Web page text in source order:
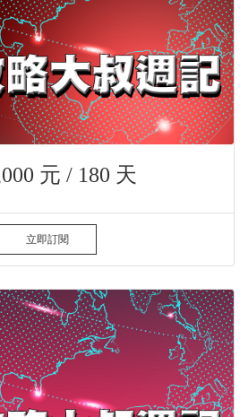
元 / 180 天
立即訂閱